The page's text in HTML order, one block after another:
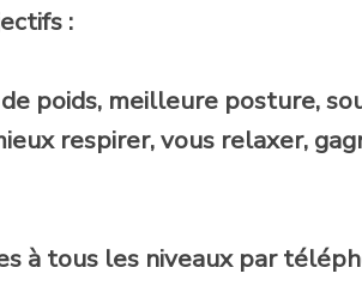
:
poids, meilleure posture,
respirer, vous relaxer,
à tous les niveaux par